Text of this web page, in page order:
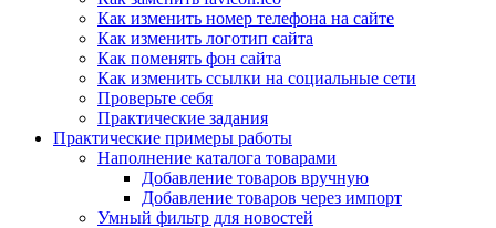
Как изменить номер телефона на сайте
Как изменить логотип сайта
Как поменять фон сайта
Как изменить ссылки на социальные сети
Проверьте себя
Практические задания
Практические примеры работы
Наполнение каталога товарами
Добавление товаров вручную
Добавление товаров через импорт
Умный фильтр для новостей